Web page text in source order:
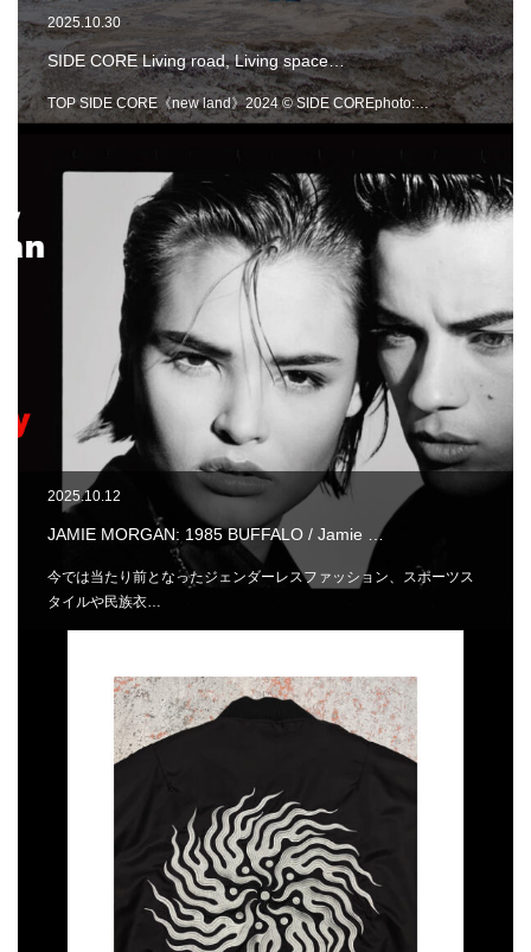
2025.10.30
SIDE CORE Living road, Living space…
TOP SIDE CORE《new land》2024 © SIDE COREphoto:…
2025.10.12
JAMIE MORGAN: 1985 BUFFALO / Jamie …
今では当たり前となったジェンダーレスファッション、スポーツス
タイルや民族衣…